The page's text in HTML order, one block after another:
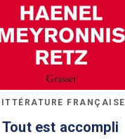
FRANÇAISE
Tout est accompli